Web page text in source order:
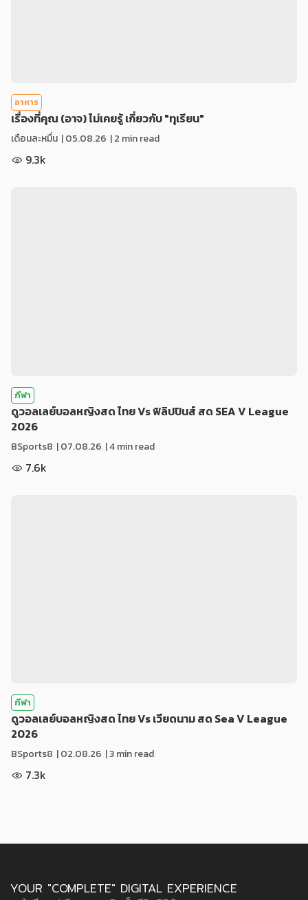
อาหาร
เรื่องที่คุณ (อาจ) ไม่เคยรู้ เกี่ยวกับ "ทุเรียน"
เดือนละหมื่น |05.08.26 | 2 min read
9.3k
กีฬา
ดูวอลเลย์บอลหญิงสด ไทย Vs ฟิลิปปินส์ สด SEA V League
2026
BSports8 |07.08.26 | 4 min read
7.6k
กีฬา
ดูวอลเลย์บอลหญิงสด ไทย Vs เวียดนาม สด Sea V League
2026
BSports8 |02.08.26 | 3 min read
7.3k
YOUR "COMPLETE" DIGITAL EXPERIENCE